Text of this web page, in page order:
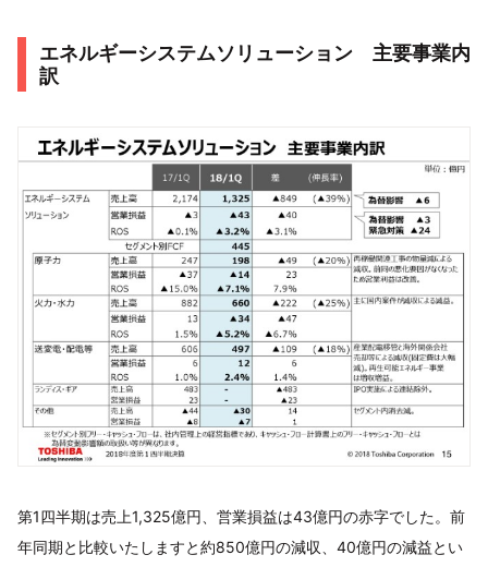
エネルギーシステムソリューション 主要事業内
訳
第1四半期は売上1,325億円、営業損益は43億円の赤字でした。前
年同期と比較いたしますと約850億円の減収、40億円の減益とい